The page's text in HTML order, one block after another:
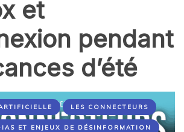
et
pendant
d’été
LES CONNECTEURS
ET ENJEUX DE DÉSINFORMATION